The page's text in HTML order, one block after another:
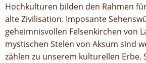
Hochkulturen bilden den Rahmen
alte Zivilisation. Imposante
geheimnisvollen Felsenkirchen von
mystischen Stelen von Aksum sind
zählen zu unserem kulturellen Erbe.